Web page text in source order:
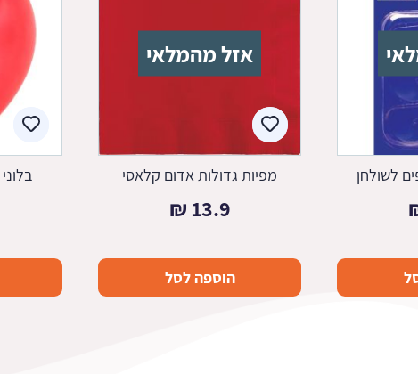
לשולחן
אזל מהמלאי
מפיות גדולות אדום קלאסי
13.9
₪
הוספה לסל